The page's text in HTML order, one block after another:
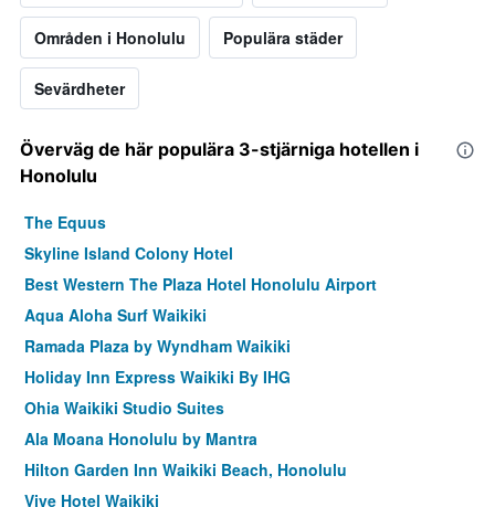
Områden i Honolulu Populära städer
Sevärdheter
Överväg de här populära 3-stjärniga hotellen i
Honolulu
The Equus
Skyline Island Colony Hotel
Best Western The Plaza Hotel Honolulu Airport
Aqua Aloha Surf Waikiki
Ramada Plaza by Wyndham Waikiki
Holiday Inn Express Waikiki By IHG
Ohia Waikiki Studio Suites
Ala Moana Honolulu by Mantra
Hilton Garden Inn Waikiki Beach, Honolulu
Vive Hotel Waikiki